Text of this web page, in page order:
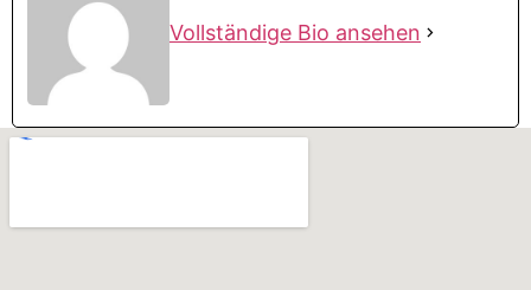
Vollständige Bio ansehen